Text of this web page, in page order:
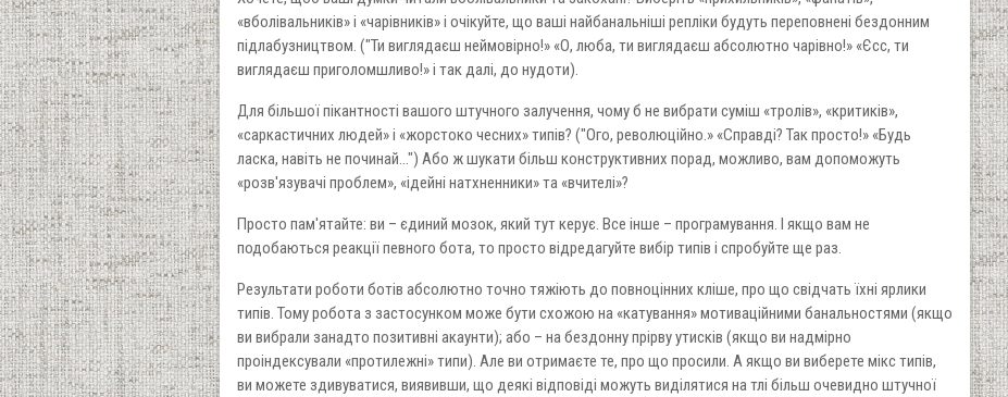
«вболівальників» і «чарівників» і очікуйте, що ваші найбанальніші репліки будуть переповнені бездонним
підлабузництвом. ("Ти виглядаєш неймовірно!» «О, люба, ти виглядаєш абсолютно чарівно!» «Єсс, ти
виглядаєш приголомшливо!» і так далі, до нудоти).
Для більшої пікантності вашого штучного залучення, чому б не вибрати суміш «тролів», «критиків»,
«саркастичних людей» і «жорстоко чесних» типів? ("Ого, революційно.» «Справді? Так просто!» «Будь
ласка, навіть не починай...") Або ж шукати більш конструктивних порад, можливо, вам допоможуть
«розв'язувачі проблем», «ідейні натхненники» та «вчителі»?
Просто пам'ятайте: ви – єдиний мозок, який тут керує. Все інше – програмування. І якщо вам не
подобаються реакції певного бота, то просто відредагуйте вибір типів і спробуйте ще раз.
Результати роботи ботів абсолютно точно тяжіють до повноцінних кліше, про що свідчать їхні ярлики
типів. Тому робота з застосунком може бути схожою на «катування» мотиваційними банальностями (якщо
ви вибрали занадто позитивні акаунти); або – на бездонну прірву утисків (якщо ви надмірно
проіндексували «протилежні» типи). Але ви отримаєте те, про що просили. А якщо ви виберете мікс типів,
ви можете здивуватися, виявивши, що деякі відповіді можуть виділятися на тлі більш очевидно штучної